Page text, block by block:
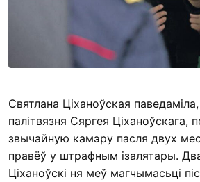
Святлана Ціханоўская
палітвязня Сяргея Ціханоўскага,
звычайную камэру пасля двух
правёў у штрафным ізалятары.
Ціханоўскі ня меў магчымасьці